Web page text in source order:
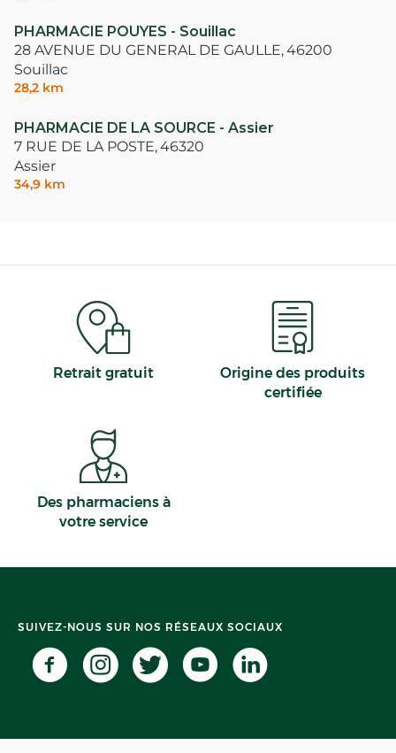
PHARMACIE POUYES - Souillac
28 AVENUE DU GENERAL DE GAULLE,46200
Souillac
28,2 km
PHARMACIE DE LA SOURCE - Assier
7 RUE DE LA POSTE,46320
Assier
34,9 km
Retrait gratuit
Origine des produits
certifiée
Des pharmaciens à
votre service
SUIVEZ-NOUS SUR NOS RÉSEAUX SOCIAUX